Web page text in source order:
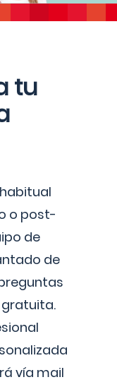
tu
o post-
de
de
vía mail